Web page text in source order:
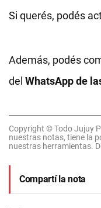
Si querés, podés
Además, podés
del WhatsApp de
Copyright © Todo Jujuy
nuestras notas, tiene la
nuestras herramientas.
Compartí la nota